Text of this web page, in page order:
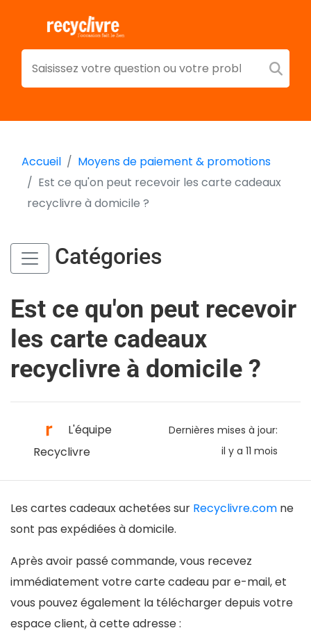
Accueil
Moyens de paiement & promotions
Est ce qu'on peut recevoir les carte cadeaux
recyclivre à domicile ?
Catégories
Est ce qu'on peut recevoir
les carte cadeaux
recyclivre à domicile ?
L'équipe
Recyclivre
Dernières mises à jour:
il y a 11 mois
Les cartes cadeaux achetées sur Recyclivre.com ne
sont pas expédiées à domicile.
Après avoir passé commande, vous recevez
immédiatement votre carte cadeau par e-mail, et
vous pouvez également la télécharger depuis votre
espace client, à cette adresse :